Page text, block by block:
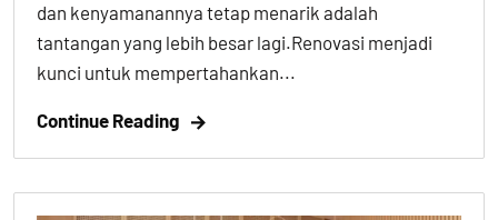
dan kenyamanannya tetap menarik adalah
tantangan yang lebih besar lagi.Renovasi menjadi
kunci untuk mempertahankan...
Continue Reading